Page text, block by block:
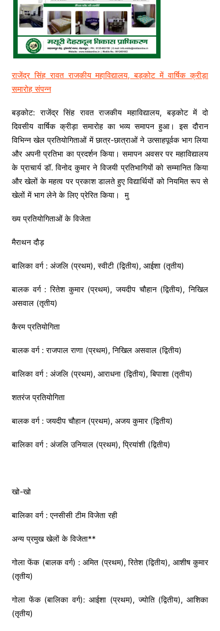
राजेंद्र सिंह रावत राजकीय महाविद्यालय, बड़कोट में वार्षिक क्रीड़ा
समारोह संपन्न
बड़कोट: राजेंद्र सिंह रावत राजकीय महाविद्यालय, बड़कोट में दो
दिवसीय वार्षिक क्रीड़ा समारोह का भव्य समापन हुआ। इस दौरान
विभिन्न खेल प्रतियोगिताओं में छात्र-छात्राओं ने उत्साहपूर्वक भाग लिया
और अपनी प्रतिभा का प्रदर्शन किया। समापन अवसर पर महाविद्यालय
के प्राचार्य डॉ. विनोद कुमार ने विजयी प्रतिभागियों को सम्मानित किया
और खेलों के महत्व पर प्रकाश डालते हुए विद्यार्थियों को नियमित रूप से
खेलों में भाग लेने के लिए प्रेरित किया। मु
ख्य प्रतियोगिताओं के विजेता
मैराथन दौड़
बालिका वर्ग : अंजलि (प्रथम), स्वीटी (द्वितीय), आईशा (तृतीय)
बालक वर्ग : रितेश कुमार (प्रथम), जयदीप चौहान (द्वितीय), निखिल
असवाल (तृतीय)
कैरम प्रतियोगिता
बालक वर्ग : राजपाल राणा (प्रथम), निखिल असवाल (द्वितीय)
बालिका वर्ग : अंजलि (प्रथम), आराधना (द्वितीय), बिपाशा (तृतीय)
शतरंज प्रतियोगिता
बालक वर्ग : जयदीप चौहान (प्रथम), अजय कुमार (द्वितीय)
बालिका वर्ग : अंजलि उनियाल (प्रथम), प्रियांशी (द्वितीय)
खो-खो
बालिका वर्ग : एनसीसी टीम विजेता रही
अन्य प्रमुख खेलों के विजेता**
गोला फेंक (बालक वर्ग) : अमित (प्रथम), रितेश (द्वितीय), आशीष कुमार
(तृतीय)
गोला फेंक (बालिका वर्ग): आईशा (प्रथम), ज्योति (द्वितीय), आशिका
(तृतीय)